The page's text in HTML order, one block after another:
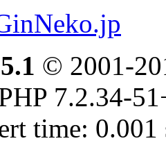
© 2001-
7.2.34-
time: 0.001